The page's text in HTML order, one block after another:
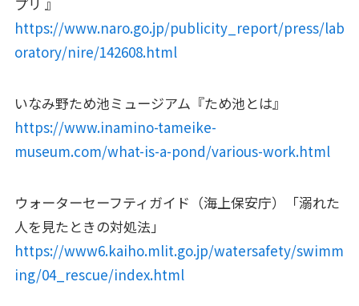
https://www.naro.go.jp/publicity_report/press/lab
oratory/nire/142608.html
いなみ野ため池ミュージアム『ため池とは』
https://www.inamino-tameike-
museum.com/what-is-a-pond/various-work.html
ウォーターセーフティガイド（海上保安庁）「溺れた
人を見たときの対処法」
https://www6.kaiho.mlit.go.jp/watersafety/swimm
ing/04_rescue/index.html